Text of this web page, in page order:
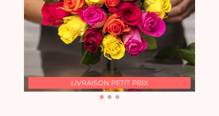
LIVRAISON PETIT PRIX